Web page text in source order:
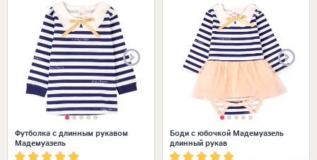
Футболка с длинным рукавом
Мадемуазель
Боди с юбочкой Мадемуазель
длинный рукав